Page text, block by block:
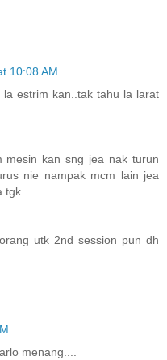
10:08 AM
estrim kan..tak tahu la larat
mesin kan sng jea nak turun
nie nampak mcm lain jea
tgk
utk 2nd session pun dh
menang....